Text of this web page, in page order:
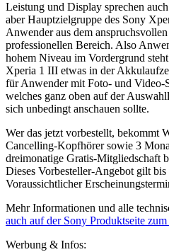
Leistung und Display sprechen
aber Hauptzielgruppe des Sony
Anwender aus dem
professionellen Bereich. Also
hohem Niveau im Vordergrund
Xperia 1 III etwas in der
für Anwender mit Foto- und Video-
welches ganz oben auf der
sich unbedingt anschauen sollte.
Wer das jetzt vorbestellt, bekommt
Cancelling-Kopfhörer sowie 3
dreimonatige Gratis-Mitgliedschaft
Dieses Vorbesteller-Angebot gilt
Voraussichtlicher
Mehr Informationen und alle
auch auf der Sony Produktseite
Werbung & Infos: